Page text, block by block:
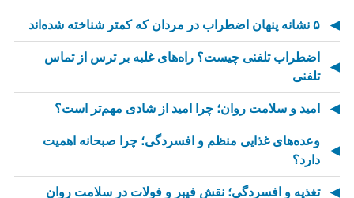
۵ نشانه پنهان اضطراب در مردان که کمتر شناخته شده‌اند
اضطراب تلفنی چیست؟ راه‌های غلبه بر ترس از تماس
تلفنی
امید و سلامت روان؛ چرا امید از شادی مهم‌تر است؟
وعده‌های غذایی منظم و افسردگی؛ چرا صبحانه اهمیت
دارد؟
تغذیه و افسردگی؛ نقش فیبر و فولات در سلامت روان